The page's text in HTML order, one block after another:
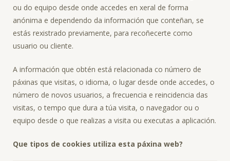
ou do equipo desde onde accedes en xeral de forma
anónima e dependendo da información que conteñan, se
estás rexistrado previamente, para recoñecerte como
usuario ou cliente.
A información que obtén está relacionada co número de
páxinas que visitas, o idioma, o lugar desde onde accedes, o
número de novos usuarios, a frecuencia e reincidencia das
visitas, o tempo que dura a túa visita, o navegador ou o
equipo desde o que realizas a visita ou executas a aplicación.
Que tipos de cookies utiliza esta páxina web?